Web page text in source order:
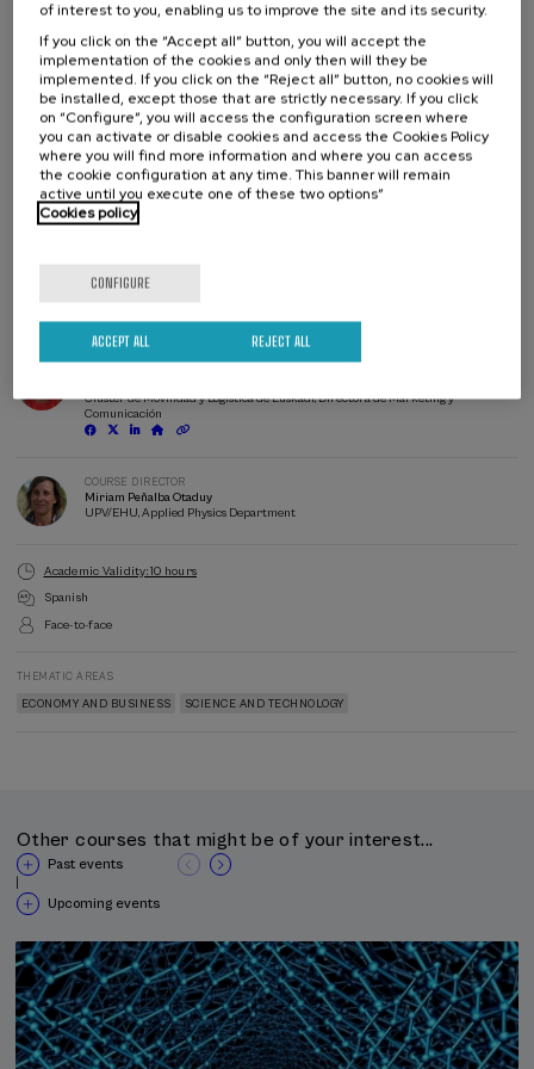
proveedores tecnológicos y cualquier persona interesada en
las condiciones de trabajo y la competitividad de los almacenes del
futuro.
In collaboration with
Enrollment deadline completed
COURSE DIRECTOR
Clúster de Movilidad y Logística de Euskadi, Directora de Marketing y
Comunicación
COURSE DIRECTOR
Miriam Peñalba Otaduy
UPV/EHU, Applied Physics Department
Academic Validity: 10 hours
Spanish
Face-to-face
THEMATIC AREAS
ECONOMY AND BUSINESS SCIENCE AND TECHNOLOGY
Other courses that might be of your interest...
Past events
Upcoming events
of interest to you, enabling us to improve the site and its security.
If you click on the “Accept all” button, you will accept the
implementation of the cookies and only then will they be
implemented. If you click on the “Reject all” button, no cookies will
be installed, except those that are strictly necessary. If you click
on “Configure”, you will access the configuration screen where
you can activate or disable cookies and access the Cookies Policy
where you will find more information and where you can access
the cookie configuration at any time. This banner will remain
active until you execute one of these two options”
Cookies policy
CONFIGURE
REJECT ALL
ACCEPT ALL